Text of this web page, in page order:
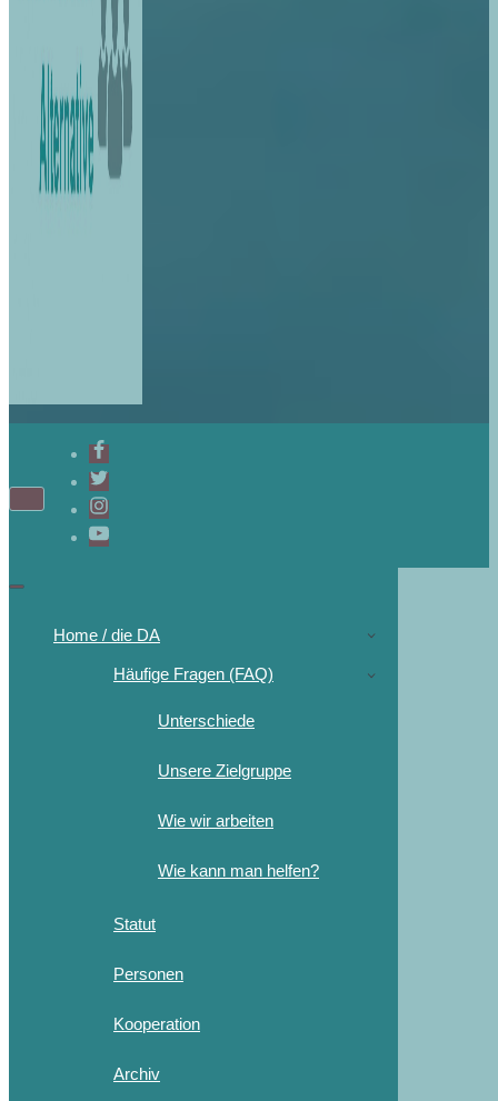
Home / die DA
Häufige Fragen (FAQ)
Unterschiede
Unsere Zielgruppe
Wie wir arbeiten
Wie kann man helfen?
Statut
Personen
Kooperation
Archiv